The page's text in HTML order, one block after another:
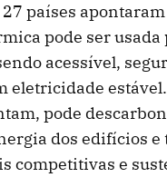
países
pode ser usada
acessível,
eletricidade
pode
dos edifícios e
competitivas e